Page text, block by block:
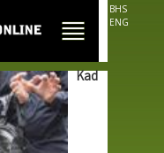
BHS
ENG
Kad